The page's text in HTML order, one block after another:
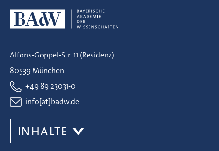
Alfons-Goppel-Str. 11 (Residenz)
80539 München
+49 89 23031-0
info[at]badw.de
INHALTE